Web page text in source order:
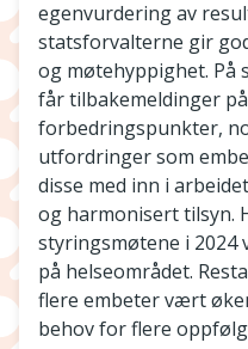
egenvurdering av
statsforvalterne gir
og møtehyppighet. På
får tilbakemeldinger
forbedringspunkter,
utfordringer som
disse med inn i
og harmonisert tilsyn.
styringsmøtene i 2024
på helseområdet.
flere embeter vært
behov for flere